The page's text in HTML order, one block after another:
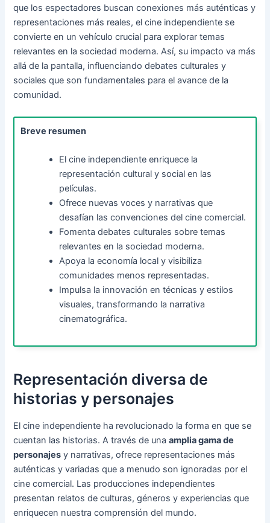
que los espectadores buscan conexiones más auténticas y
representaciones más reales, el cine independiente se
convierte en un vehículo crucial para explorar temas
relevantes en la sociedad moderna. Así, su impacto va más
allá de la pantalla, influenciando debates culturales y
sociales que son fundamentales para el avance de la
comunidad.
Breve resumen
El cine independiente enriquece la
representación cultural y social en las
películas.
Ofrece nuevas voces y narrativas que
desafían las convenciones del cine comercial.
Fomenta debates culturales sobre temas
relevantes en la sociedad moderna.
Apoya la economía local y visibiliza
comunidades menos representadas.
Impulsa la innovación en técnicas y estilos
visuales, transformando la narrativa
cinematográfica.
Representación diversa de
historias y personajes
El cine independiente ha revolucionado la forma en que se
cuentan las historias. A través de unaamplia gama de
personajes y narrativas, ofrece representaciones más
auténticas y variadas que a menudo son ignoradas por el
cine comercial. Las producciones independientes
presentan relatos de culturas, géneros y experiencias que
enriquecen nuestra comprensión del mundo.